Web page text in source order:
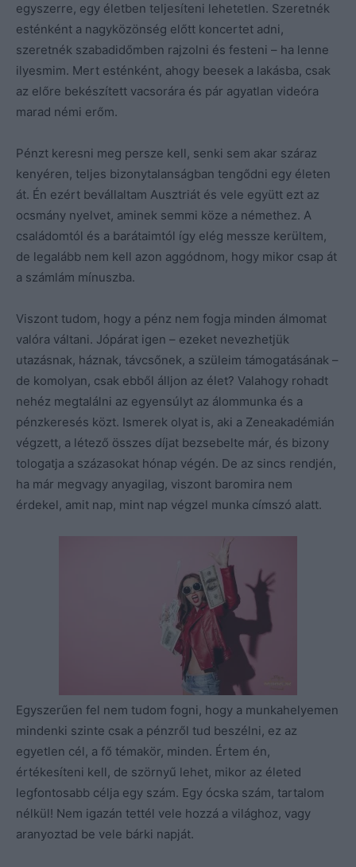
egyszerre, egy életben teljesíteni lehetetlen. Szeretnék
esténként a nagyközönség előtt koncertet adni,
szeretnék szabadidőmben rajzolni és festeni – ha lenne
ilyesmim. Mert esténként, ahogy beesek a lakásba, csak
az előre bekészített vacsorára és pár agyatlan videóra
marad némi erőm.
Pénzt keresni meg persze kell, senki sem akar száraz
kenyéren, teljes bizonytalanságban tengődni egy életen
át. Én ezért bevállaltam Ausztriát és vele együtt ezt az
ocsmány nyelvet, aminek semmi köze a némethez. A
családomtól és a barátaimtól így elég messze kerültem,
de legalább nem kell azon aggódnom, hogy mikor csap át
a számlám mínuszba.
Viszont tudom, hogy a pénz nem fogja minden álmomat
valóra váltani. Jópárat igen – ezeket nevezhetjük
utazásnak, háznak, távcsőnek, a szüleim támogatásának –
de komolyan, csak ebből álljon az élet? Valahogy rohadt
nehéz megtalálni az egyensúlyt az álommunka és a
pénzkeresés közt. Ismerek olyat is, aki a Zeneakadémián
végzett, a létező összes díjat bezsebelte már, és bizony
tologatja a százasokat hónap végén. De az sincs rendjén,
ha már megvagy anyagilag, viszont baromira nem
érdekel, amit nap, mint nap végzel munka címszó alatt.
Egyszerűen fel nem tudom fogni, hogy a munkahelyemen
mindenki szinte csak a pénzről tud beszélni, ez az
egyetlen cél, a fő témakör, minden. Értem én,
értékesíteni kell, de szörnyű lehet, mikor az életed
legfontosabb célja egy szám. Egy ócska szám, tartalom
nélkül! Nem igazán tettél vele hozzá a világhoz, vagy
aranyoztad be vele bárki napját.